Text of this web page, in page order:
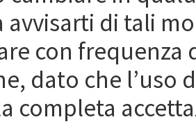
avvisarti di tali
con frequenza
dato che l’uso
completa